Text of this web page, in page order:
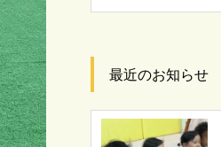
最近のお知らせ